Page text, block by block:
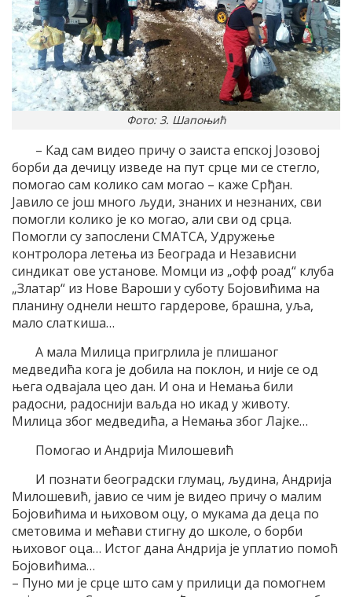
Фото: З. Шапоњић
– Кад сам видео причу о заиста епској Јозовој
борби да дечицу изведе на пут срце ми се стегло,
помогао сам колико сам могао – каже Срђан.
Јавило се још много људи, знаних и незнаних, сви
помогли колико је ко могао, али сви од срца.
Помогли су запослени СМАТСА, Удружење
контролора летења из Београда и Независни
синдикат ове установе. Момци из „офф роад“ клуба
„Златар“ из Нове Вароши у суботу Бојовићима на
планину однели нешто гардерове, брашна, уља,
мало слаткиша…
А мала Милица пригрлила је плишаног
медведића кога је добила на поклон, и није се од
њега одвајала цео дан. И она и Немања били
радосни, радоснији ваљда но икад у животу.
Милица због медведића, а Немања због Лајке…
Помогао и Андрија Милошевић
И познати београдски глумац, људина, Андрија
Милошевић, јавио се чим је видео причу о малим
Бојовићима и њиховом оцу, о мукама да деца по
сметовима и мећави стигну до школе, о борби
њиховог оца… Истог дана Андрија је уплатио помоћ
Бојовићима…
– Пуно ми је срце што сам у прилици да помогнем